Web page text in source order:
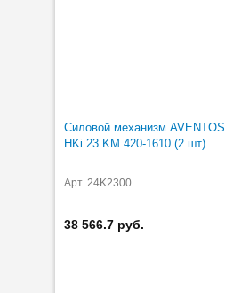
Силовой механизм AVENTOS
HKi 23 KM 420-1610 (2 шт)
Арт. 24K2300
38 566.7 руб.